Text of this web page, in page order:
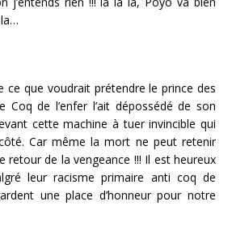
la…
ce que voudrait prétendre le prince des
Coq de l’enfer l’ait dépossédé de son
cette machine à tuer invincible qui
Car même la mort ne peut retenir
retour de la vengeance !!! Il est heureux
leur racisme primaire anti coq de
une place d’honneur pour notre